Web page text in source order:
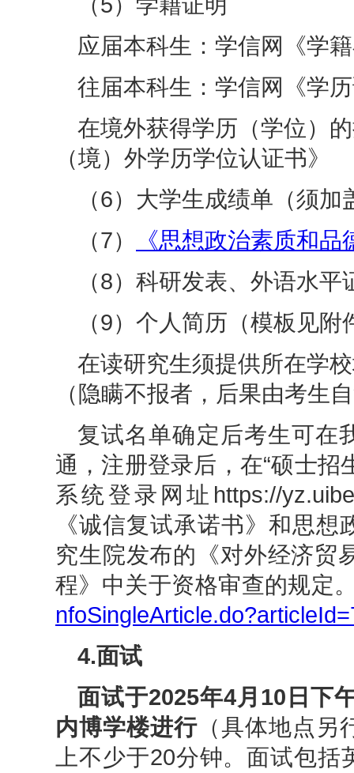
应届本科生：学信网《学
往届本科生：学信网《学
在境外获得学历（学位）
（境）外学历学位认证书》
（6） 大学生成绩单（须加
（7）
《思想政治素质和品
（8） 科研发表、外语水平
（9） 个人简历 （模板见附
在读研究生须提供所在学
（隐瞒不报者，后果由考生
复试名单确定后考生可在
通，注册登录后，在“硕士招
系统登录网址https://
《诚信复试承诺书》和思
究生院发布的《对外经济贸
程》中关于资格审查的规定
4.面试
面试于2025年4月10日下
内博学楼进行 （具体地点 另
上不少于20分钟。面试包